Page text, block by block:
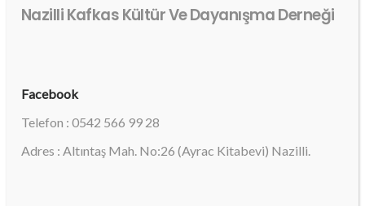
Nazilli Kafkas Kültür Ve Dayanışma Derneği
Facebook
Telefon : 0542 566 99 28
Adres : Altıntaş Mah. No:26 (Ayrac Kitabevi) Nazilli.